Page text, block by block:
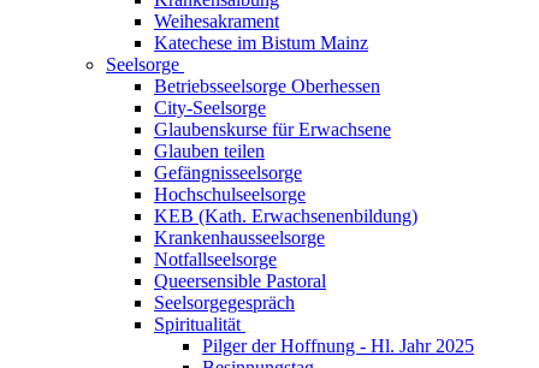
Weihesakrament
Katechese im Bistum Mainz
Seelsorge
Betriebsseelsorge Oberhessen
City-Seelsorge
Glaubenskurse für Erwachsene
Glauben teilen
Gefängnisseelsorge
Hochschulseelsorge
KEB (Kath. Erwachsenenbildung)
Krankenhausseelsorge
Notfallseelsorge
Queersensible Pastoral
Seelsorgegespräch
Spiritualität
Pilger der Hoffnung - Hl. Jahr 2025